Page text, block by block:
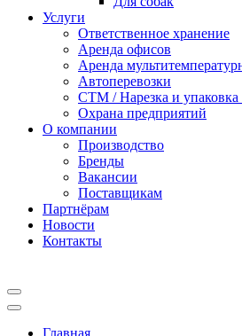
Услуги
Ответственное хранение
Аренда офисов
Аренда
Автоперевозки
СТМ / Нарезка и упаковка
Охрана предприятий
О компании
Производство
Бренды
Вакансии
Поставщикам
Партнёрам
Новости
Контакты
Главная